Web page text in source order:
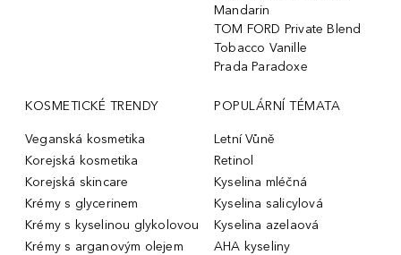
Mandarin
TOM FORD Private Blend
Tobacco Vanille
Prada Paradoxe
KOSMETICKÉ TRENDY
Veganská kosmetika
Korejská kosmetika
Korejská skincare
Krémy s glycerinem
Krémy s kyselinou glykolovou
Krémy s arganovým olejem
POPULÁRNÍ TÉMATA
Letní Vůně
Retinol
Kyselina mléčná
Kyselina salicylová
Kyselina azelaová
AHA kyseliny